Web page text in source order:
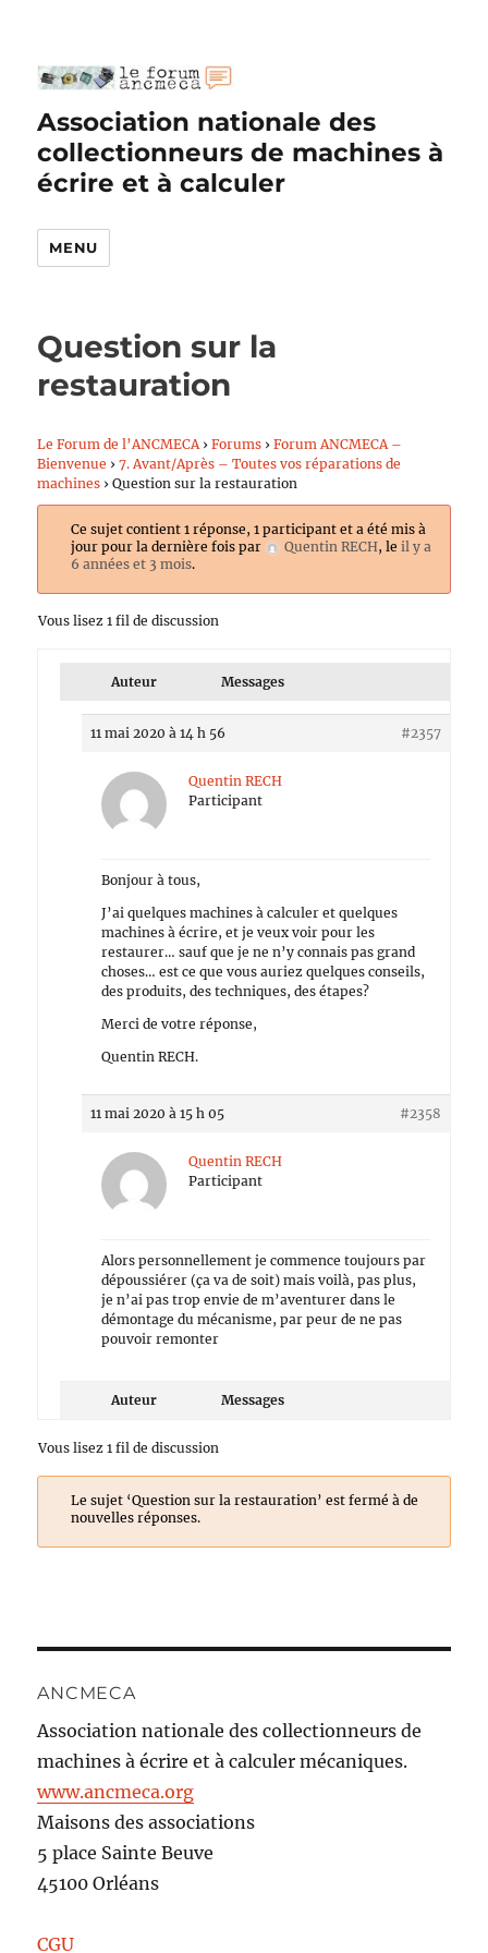
Association nationale des
collectionneurs de machines à
écrire et à calculer
MENU
Question sur la
restauration
Le Forum de l’ANCMECA › Forums › Forum ANCMECA –
Bienvenue › 7. Avant/Après – Toutes vos réparations de
machines › Question sur la restauration
Ce sujet contient 1 réponse, 1 participant et a été mis à
jour pour la dernière fois par
Quentin RECH, le il y a
6 années et 3 mois.
Vous lisez 1 fil de discussion
Auteur Messages
11 mai 2020 à 14 h 56 #2357
Quentin RECH
Participant
Bonjour à tous,
J’ai quelques machines à calculer et quelques
machines à écrire, et je veux voir pour les
restaurer… sauf que je ne n’y connais pas grand
choses… est ce que vous auriez quelques conseils,
des produits, des techniques, des étapes?
Merci de votre réponse,
Quentin RECH.
11 mai 2020 à 15 h 05 #2358
Quentin RECH
Participant
Alors personnellement je commence toujours par
dépoussiérer (ça va de soit) mais voilà, pas plus,
je n’ai pas trop envie de m’aventurer dans le
démontage du mécanisme, par peur de ne pas
pouvoir remonter
Auteur Messages
Vous lisez 1 fil de discussion
Le sujet ‘Question sur la restauration’ est fermé à de
nouvelles réponses.
ANCMECA
Association nationale des collectionneurs de
machines à écrire et à calculer mécaniques.
www.ancmeca.org
Maisons des associations
5 place Sainte Beuve
45100 Orléans
CGU